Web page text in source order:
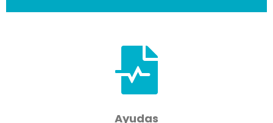
Ayudas